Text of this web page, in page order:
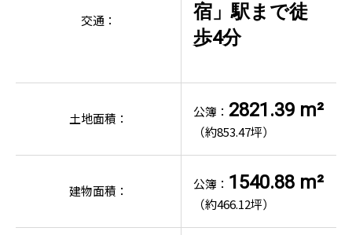
交通：
宿」駅まで徒
歩4分
土地面積： 公簿： 2821.39 m²
（約853.47坪）
建物面積： 公簿： 1540.88 m²
（約466.12坪）